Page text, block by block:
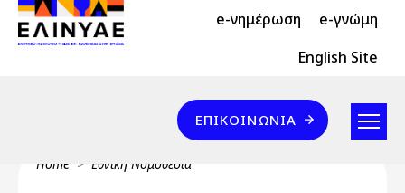
Skip to main content
Header Top 2 e-νημέρωση e-γνώμη
Header Top English Site
Επικοινωνία
ΕΠΙΚΟΙΝΩΝΊΑ
Breadcrumb
Home Εθνική Νομοθεσία